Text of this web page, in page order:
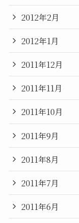
2012年2月
2012年1月
2011年12月
2011年11月
2011年10月
2011年9月
2011年8月
2011年7月
2011年6月